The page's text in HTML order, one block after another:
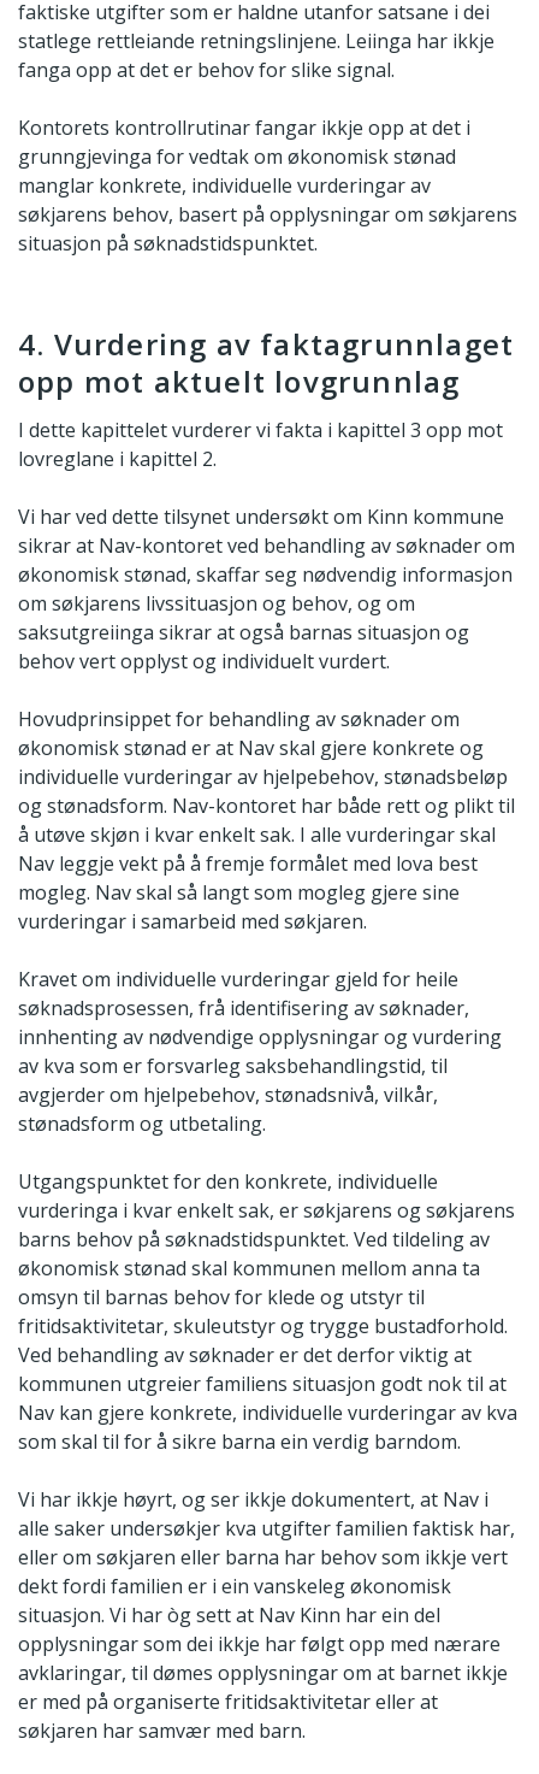
faktiske utgifter som er haldne utanfor satsane i dei
statlege rettleiande retningslinjene. Leiinga har ikkje
fanga opp at det er behov for slike signal.
Kontorets kontrollrutinar fangar ikkje opp at det i
grunngjevinga for vedtak om økonomisk stønad
manglar konkrete, individuelle vurderingar av
søkjarens behov, basert på opplysningar om søkjarens
situasjon på søknadstidspunktet.
4. Vurdering av faktagrunnlaget
opp mot aktuelt lovgrunnlag
I dette kapittelet vurderer vi fakta i kapittel 3 opp mot
lovreglane i kapittel 2.
Vi har ved dette tilsynet undersøkt om Kinn kommune
sikrar at Nav-kontoret ved behandling av søknader om
økonomisk stønad, skaffar seg nødvendig informasjon
om søkjarens livssituasjon og behov, og om
saksutgreiinga sikrar at også barnas situasjon og
behov vert opplyst og individuelt vurdert.
Hovudprinsippet for behandling av søknader om
økonomisk stønad er at Nav skal gjere konkrete og
individuelle vurderingar av hjelpebehov, stønadsbeløp
og stønadsform. Nav-kontoret har både rett og plikt til
å utøve skjøn i kvar enkelt sak. I alle vurderingar skal
Nav leggje vekt på å fremje formålet med lova best
mogleg. Nav skal så langt som mogleg gjere sine
vurderingar i samarbeid med søkjaren.
Kravet om individuelle vurderingar gjeld for heile
søknadsprosessen, frå identifisering av søknader,
innhenting av nødvendige opplysningar og vurdering
av kva som er forsvarleg saksbehandlingstid, til
avgjerder om hjelpebehov, stønadsnivå, vilkår,
stønadsform og utbetaling.
Utgangspunktet for den konkrete, individuelle
vurderinga i kvar enkelt sak, er søkjarens og søkjarens
barns behov på søknadstidspunktet. Ved tildeling av
økonomisk stønad skal kommunen mellom anna ta
omsyn til barnas behov for klede og utstyr til
fritidsaktivitetar, skuleutstyr og trygge bustadforhold.
Ved behandling av søknader er det derfor viktig at
kommunen utgreier familiens situasjon godt nok til at
Nav kan gjere konkrete, individuelle vurderingar av kva
som skal til for å sikre barna ein verdig barndom.
Vi har ikkje høyrt, og ser ikkje dokumentert, at Nav i
alle saker undersøkjer kva utgifter familien faktisk har,
eller om søkjaren eller barna har behov som ikkje vert
dekt fordi familien er i ein vanskeleg økonomisk
situasjon. Vi har òg sett at Nav Kinn har ein del
opplysningar som dei ikkje har følgt opp med nærare
avklaringar, til dømes opplysningar om at barnet ikkje
er med på organiserte fritidsaktivitetar eller at
søkjaren har samvær med barn.